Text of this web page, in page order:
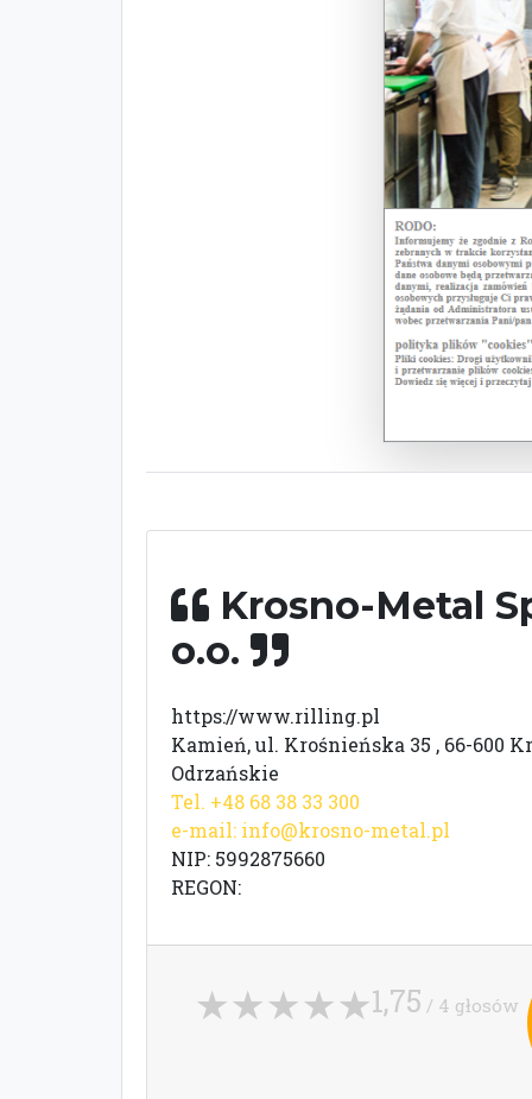
Krosno-Metal
o.o.
https://www.rilling.pl
Kamień, ul. Krośnieńska 35 , 66-600
Odrzańskie
Tel. +48 68 38 33 300
e-mail: info@krosno-metal.pl
NIP: 5992875660
REGON:
1,75 / 4 głosów